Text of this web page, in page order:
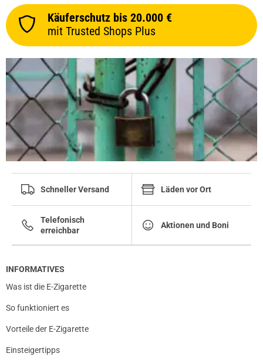
Käuferschutz bis 20.000 €
mit Trusted Shops Plus
Schneller Versand Läden vor Ort
Telefonisch
erreichbar
Aktionen und Boni
INFORMATIVES
Was ist die E-Zigarette
So funktioniert es
Vorteile der E-Zigarette
Einsteigertipps